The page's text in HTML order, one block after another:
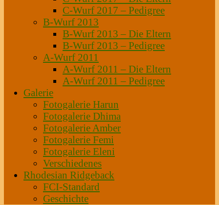
C-Wurf 2017 – Pedigree
B-Wurf 2013
B-Wurf 2013 – Die Eltern
B-Wurf 2013 – Pedigree
A-Wurf 2011
A-Wurf 2011 – Die Eltern
A-Wurf 2011 – Pedigree
Galerie
Fotogalerie Harun
Fotogalerie Dhima
Fotogalerie Amber
Fotogalerie Femi
Fotogalerie Eleni
Verschiedenes
Rhodesian Ridgeback
FCI-Standard
Geschichte